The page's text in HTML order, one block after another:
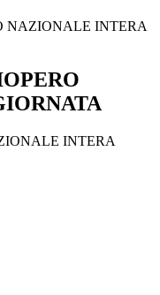
NAZIONALE INTERA
INTERA